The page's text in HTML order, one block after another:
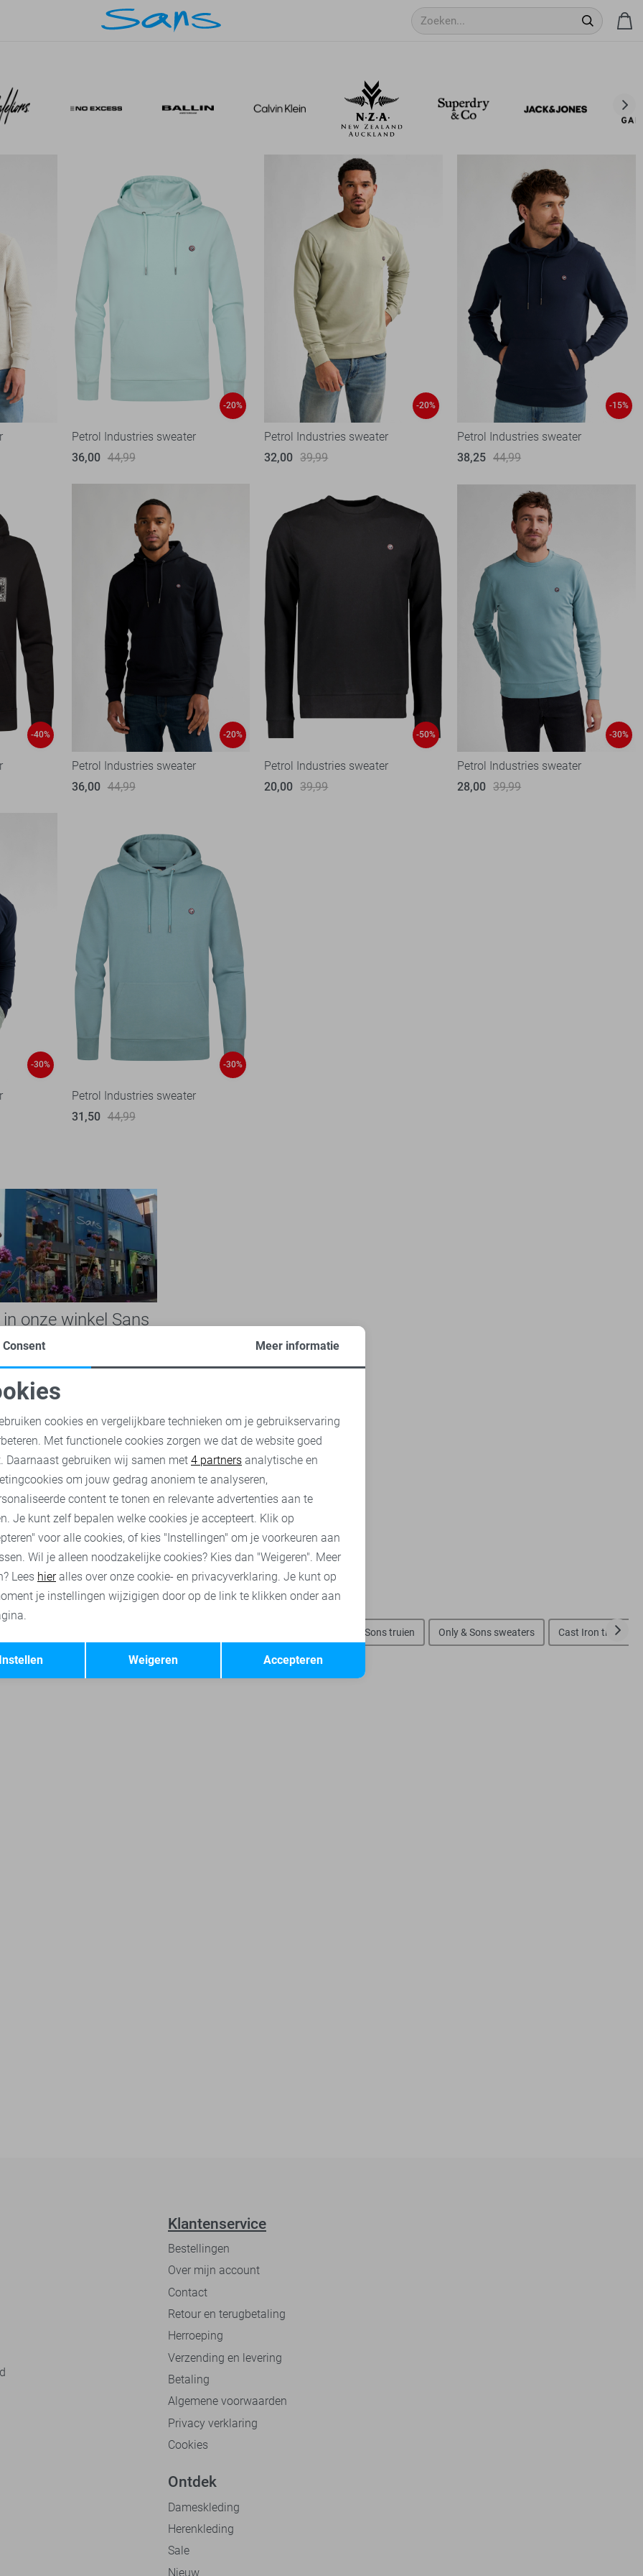
-20%
Petrol Industries sweater
36,00 44,99
-20%
Petrol Industries sweater
32,00 39,99
-15%
Petrol Industries sweater
38,25 44,99
-40% -20%
Petrol Industries sweater
36,00 44,99
-50%
Petrol Industries sweater
20,00 39,99
-30%
Petrol Industries sweater
28,00 39,99
-30% -30%
Petrol Industries sweater
31,50 44,99
in onze winkel Sans
online-shopper, maar
bij onze fysieke winkel in
Ben je wel heel
snel verder...
polo`s Only & Sons truien Only & Sons sweaters Cast Iron truien
Klantenservice
Bestellingen
Over mijn account
Contact
Retour en terugbetaling
Herroeping
Verzending en levering
Betaling
Algemene voorwaarden
Privacy verklaring
Cookies
Ontdek
Dameskleding
Herenkleding
Sale
Nieuw
cookies
cookies Marketing cookies
Terug Opslaan
Consent Meer informatie
cookies en vergelijkbare technieken om je gebruikservaring
Met functionele cookies zorgen we dat de website goed
Daarnaast gebruiken wij samen met 4 partners analytische en
om jouw gedrag anoniem te analyseren,
content te tonen en relevante advertenties aan te
Je kunt zelf bepalen welke cookies je accepteert. Klik op
voor alle cookies, of kies "Instellingen" om je voorkeuren aan
Wil je alleen noodzakelijke cookies? Kies dan "Weigeren". Meer
Lees hieralles over onze cookie- en privacyverklaring. Je kunt op
je instellingen wijzigigen door op de link te klikken onder aan
Accepteren
Weigeren
Instellen